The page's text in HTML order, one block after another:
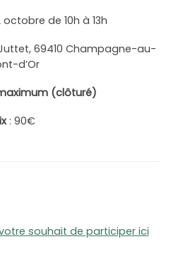
octobre de 10h à 13h
69410 Champagne-au-
d’Or
(clôturé)
: 90€
souhait de participer ici